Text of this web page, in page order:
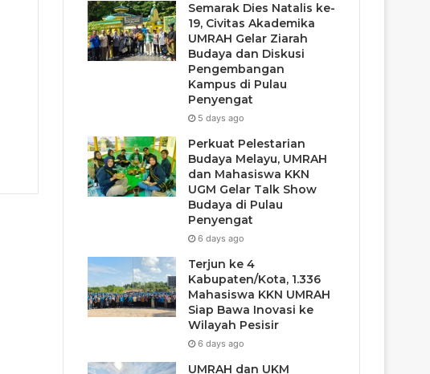
Semarak Dies Natalis ke-
19, Civitas Akademika
UMRAH Gelar Ziarah
Budaya dan Diskusi
Pengembangan
Kampus di Pulau
Penyengat
5 days ago
Perkuat Pelestarian
Budaya Melayu, UMRAH
dan Mahasiswa KKN
UGM Gelar Talk Show
Budaya di Pulau
Penyengat
6 days ago
Terjun ke 4
Kabupaten/Kota, 1.336
Mahasiswa KKN UMRAH
Siap Bawa Inovasi ke
Wilayah Pesisir
6 days ago
UMRAH dan UKM